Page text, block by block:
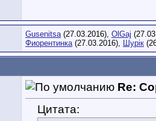
Gusenitsa(27.03.2016), OlGaj
Фиорентинка(27.03.2016), Шурік
Re:
Цитата: